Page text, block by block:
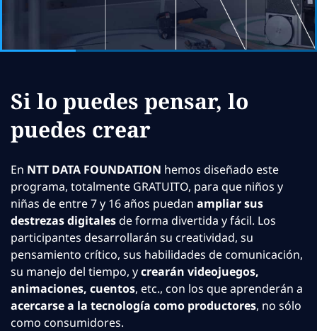
Si lo puedes pensar, lo
puedes crear
En NTT DATA FOUNDATION hemos diseñado este
programa, totalmente GRATUITO, para que niños y
niñas de entre 7 y 16 años puedan ampliar sus
destrezas digitalesde forma divertida y fácil. Los
participantes desarrollarán su creatividad, su
pensamiento crítico, sus habilidades de comunicación,
su manejo del tiempo, ycrearán videojuegos,
animaciones, cuentos, etc., con los que aprenderán a
acercarse a la tecnología como productores, no sólo
como consumidores.